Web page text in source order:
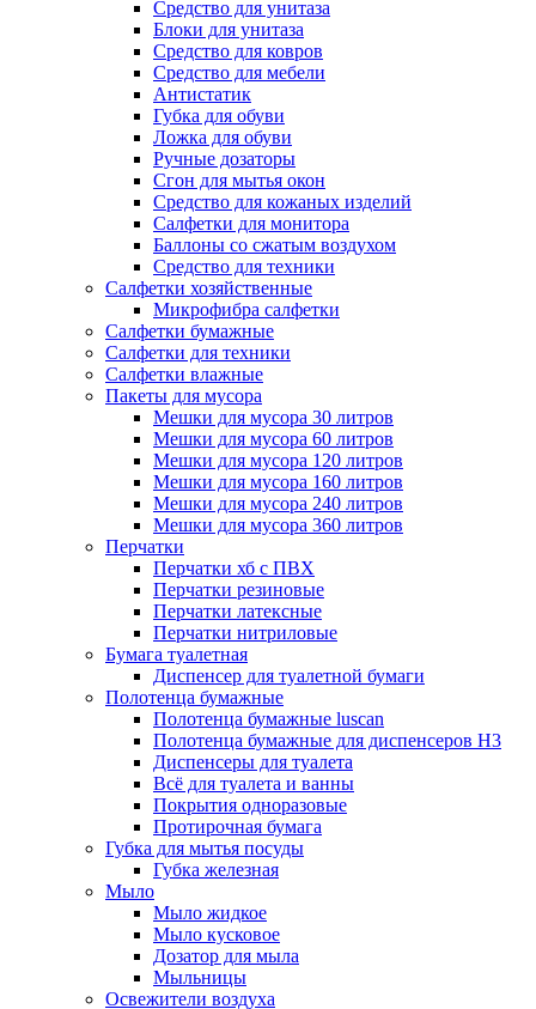
Средство для унитаза
Блоки для унитаза
Средство для ковров
Средство для мебели
Антистатик
Губка для обуви
Ложка для обуви
Ручные дозаторы
Сгон для мытья окон
Средство для кожаных изделий
Салфетки для монитора
Баллоны со сжатым воздухом
Средство для техники
Салфетки хозяйственные
Микрофибра салфетки
Салфетки бумажные
Салфетки для техники
Салфетки влажные
Пакеты для мусора
Мешки для мусора 30 литров
Мешки для мусора 60 литров
Мешки для мусора 120 литров
Мешки для мусора 160 литров
Мешки для мусора 240 литров
Мешки для мусора 360 литров
Перчатки
Перчатки хб с ПВХ
Перчатки резиновые
Перчатки латексные
Перчатки нитриловые
Бумага туалетная
Диспенсер для туалетной бумаги
Полотенца бумажные
Полотенца бумажные luscan
Полотенца бумажные для диспенсеров H3
Диспенсеры для туалета
Всё для туалета и ванны
Покрытия одноразовые
Протирочная бумага
Губка для мытья посуды
Губка железная
Мыло
Мыло жидкое
Мыло кусковое
Дозатор для мыла
Мыльницы
Освежители воздуха